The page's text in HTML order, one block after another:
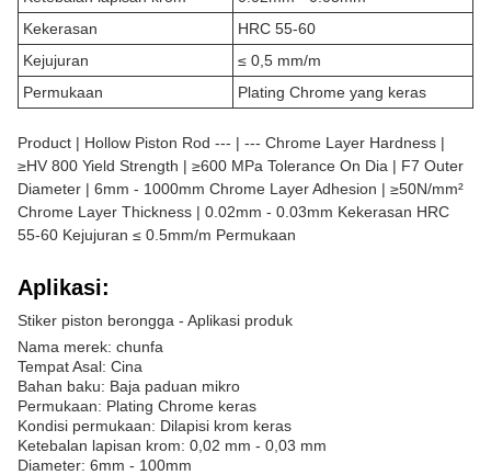
Kekerasan
HRC 55-60
Kejujuran
≤ 0,5 mm/m
Permukaan
Plating Chrome yang keras
Product | Hollow Piston Rod --- | --- Chrome Layer Hardness |
≥HV 800 Yield Strength | ≥600 MPa Tolerance On Dia | F7 Outer
Diameter | 6mm - 1000mm Chrome Layer Adhesion | ≥50N/mm²
Chrome Layer Thickness | 0.02mm - 0.03mm Kekerasan HRC
55-60 Kejujuran ≤ 0.5mm/m Permukaan
Aplikasi:
Stiker piston berongga - Aplikasi produk
Nama merek: chunfa
Tempat Asal: Cina
Bahan baku: Baja paduan mikro
Permukaan: Plating Chrome keras
Kondisi permukaan: Dilapisi krom keras
Ketebalan lapisan krom: 0,02 mm - 0,03 mm
Diameter: 6mm - 100mm